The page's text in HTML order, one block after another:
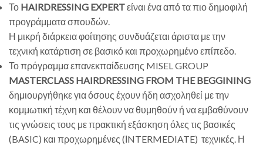
Το HAIRDRESSING EXPERTείναι ένα από τα πιο δημοφιλή
προγράμματα σπουδών.
Η μικρή διάρκεια φοίτησης συνδυάζεται άριστα με την
τεχνική κατάρτιση σε βασικό και προχωρημένο επίπεδο.
Το πρόγραμμα επανεκπαίδευσης MISEL GROUP
MASTERCLASS HAIRDRESSING FROM THE BEGGINING
δημιουργήθηκε για όσους έχουν ήδη ασχοληθεί με την
κομμωτική τέχνη και θέλουν να θυμηθούν ή να εμβαθύνουν
τις γνώσεις τους με πρακτική εξάσκηση όλες τις βασικές
(BASIC) και προχωρημένες (ΙNTERMEDIATE) τεχνικές. Η